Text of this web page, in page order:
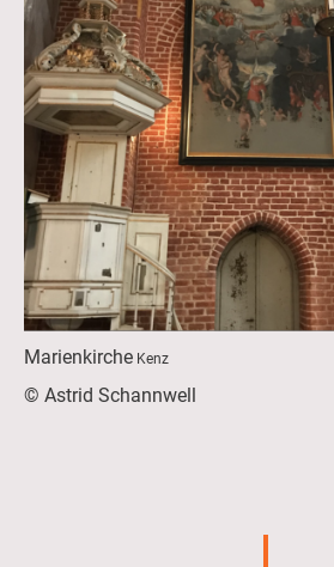
Marienkirche Kenz
© Astrid Schannwell